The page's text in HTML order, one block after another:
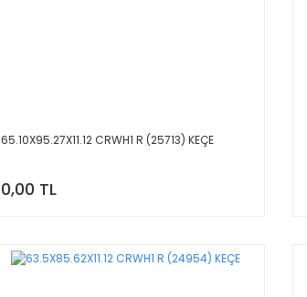
65.10X95.27X11.12 CRWH1 R (25713) KEÇE
0,00 TL